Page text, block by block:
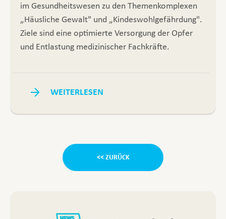
im Gesundheitswesen zu den Themenkomplexen
„Häusliche Gewalt" und „Kindeswohlgefährdung".
Ziele sind eine optimierte Versorgung der Opfer
und Entlastung medizinischer Fachkräfte.
WEITERLESEN
<< ZURÜCK